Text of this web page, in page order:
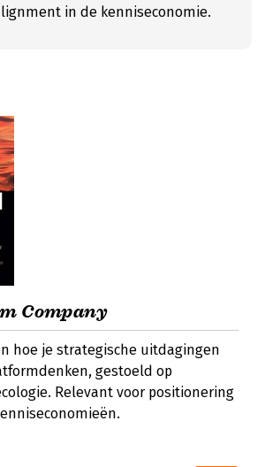
in de kenniseconomie.
Company
hoe je strategische uitdagingen
gestoeld op
Relevant voor positionering